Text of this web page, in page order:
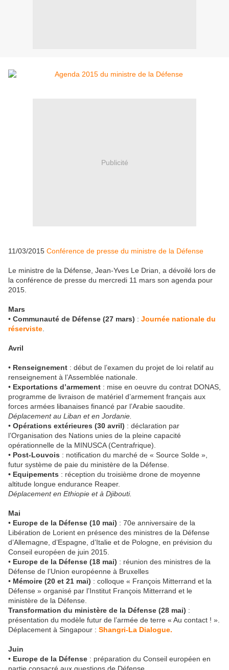
Publicité
11/03/2015 Conférence de presse du ministre de la Défense
Le ministre de la Défense, Jean-Yves Le Drian, a dévoilé lors de
la conférence de presse du mercredi 11 mars son agenda pour
2015.
Mars
• Communauté de Défense (27 mars) : Journée nationale du
réserviste
Avril
• Renseignement : début de l’examen du projet de loi relatif au
renseignement à l’Assemblée nationale.
• Exportations d’armement : mise en oeuvre du contrat DONAS,
programme de livraison de matériel d’armement français aux
forces armées libanaises financé par l’Arabie saoudite.
Déplacement au Liban et en Jordanie.
• Opérations extérieures (30 avril) : déclaration par
l’Organisation des Nations unies de la pleine capacité
opérationnelle de la MINUSCA (Centrafrique).
• Post-Louvois : notification du marché de « Source Solde »,
futur système de paie du ministère de la Défense.
• Equipements : réception du troisième drone de moyenne
altitude longue endurance Reaper.
Déplacement en Ethiopie et à Djibouti.
Mai
• Europe de la Défense (10 mai) : 70e anniversaire de la
Libération de Lorient en présence des ministres de la Défense
d’Allemagne, d’Espagne, d’Italie et de Pologne, en prévision du
Conseil européen de juin 2015.
• Europe de la Défense (18 mai) : réunion des ministres de la
Défense de l’Union européenne à Bruxelles
• Mémoire (20 et 21 mai) : colloque « François Mitterrand et la
Défense » organisé par l’Institut François Mitterrand et le
ministère de la Défense.
Transformation du ministère de la Défense (28 mai) :
présentation du modèle futur de l’armée de terre « Au contact ! ».
Déplacement à Singapour : Shangri-La Dialogue.
Juin
• Europe de la Défense : préparation du Conseil européen en